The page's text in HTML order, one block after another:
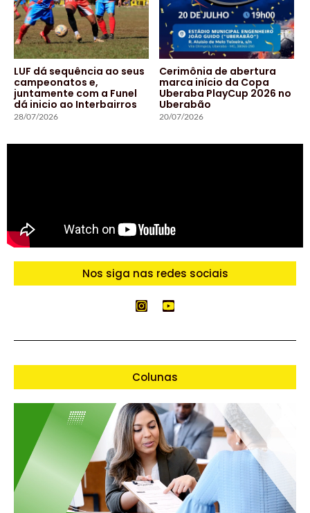
LUF dá sequência ao seus
campeonatos e,
juntamente com a Funel
dá inicio ao Interbairros
28/07/2026
Cerimônia de abertura
marca início da Copa
Uberaba PlayCup 2026 no
Uberabão
20/07/2026
Nos siga nas redes sociais
Colunas